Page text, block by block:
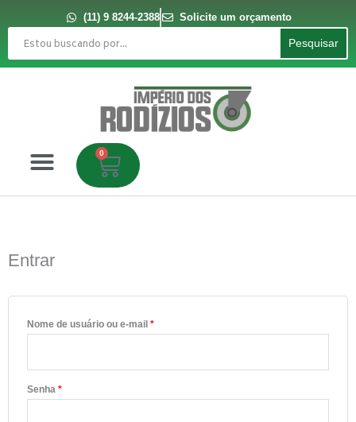
conteúdo
(11) 9 8244-2388
Solicite um orçamento
Pesquisar
Pesquisar
0
Carrinho
Entrar
Nome de usuário ou e-mail *
Senha *